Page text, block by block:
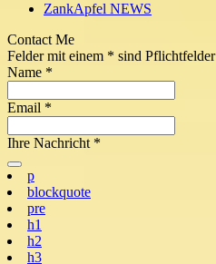
ZankApfel NEWS
Contact Me
Felder mit einem * sind Pflichtfelder
Name *
Email *
Ihre Nachricht *
p
blockquote
pre
h1
h2
h3